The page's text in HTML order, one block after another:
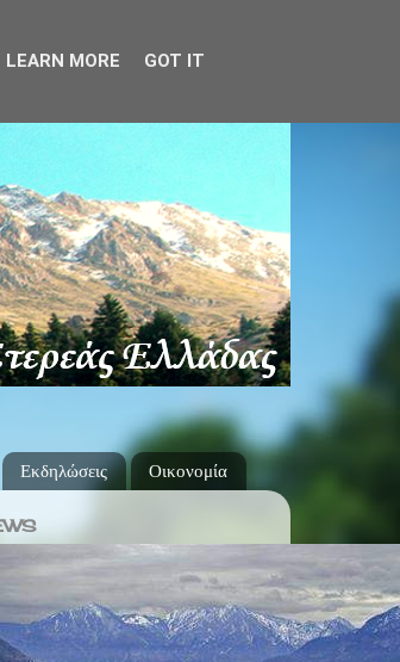
Εκδηλώσεις Οικονομία
LEARN MORE GOT IT